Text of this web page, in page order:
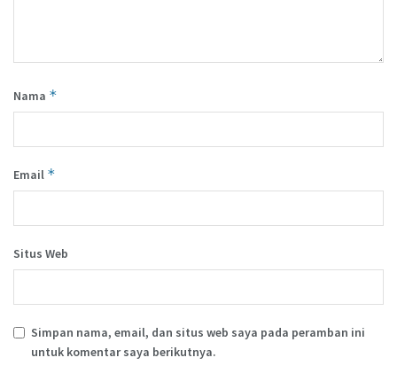
Nama *
Email *
Situs Web
Simpan nama, email, dan situs web saya pada peramban ini
untuk komentar saya berikutnya.